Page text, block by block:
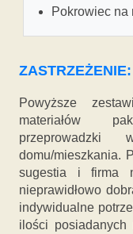
Pokrowiec na
ZASTRZEŻENIE:
Powyższe
materiałów
domu/mieszkania.
sugestia i firma
nieprawidłowo
indywidualne
ilości posiadanych